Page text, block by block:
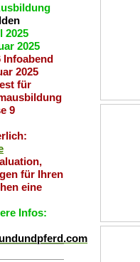
2025
2025
Infoabend
2025
für
9
für Ihren
eine
Infos: